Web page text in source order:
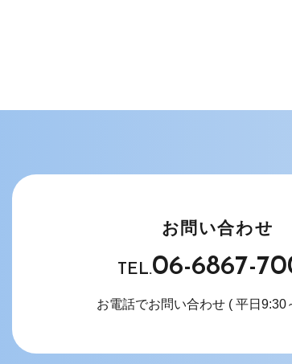
お問い合わせ
TEL.06-6867-
お電話でお問い合わせ ( 平日9:30